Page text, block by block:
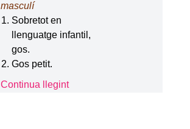
masculí
Sobretot en
llenguatge infantil,
gos.
Gos petit.
Continua llegint